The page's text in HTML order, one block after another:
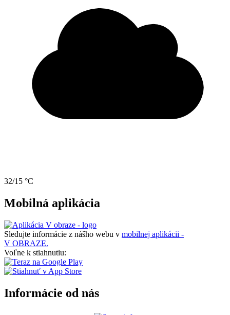
32/15 °C
Mobilná aplikácia
Sledujte informácie z nášho webu v mobilnej aplikácii -
V OBRAZE.
Voľne k stiahnutiu:
Informácie od nás